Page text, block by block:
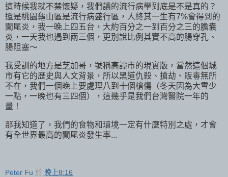
這時候我就不禁懷疑，我們讀的流行病學到底是不是真的？
還是桃園龜山區是流行病盛行區，人終其一生有7%會得到的
闌尾炎，我一晚上四五台，大約百分之一到百分之三的膽囊
炎，一天我也遇到兩三個，更別說比例其實不高的腸穿孔、
腸阻塞～
我受訓的地方是芝加哥，號稱高譚市的現實版，當然這個城
市有它的歷史與人文背景，所以黑道仇殺、搶劫、販毒無所
不在，我們一個晚上要處理八到十個槍傷（冬天因為大雪少
一點，一晚也有三四個），這幾乎是我們台灣醫院一年的
量！
那我知道了，我們的食物和環境一定有什麼特別之處，才會
有全世界最高的闌尾炎發生率...
Peter Fu 於 晚上8:16